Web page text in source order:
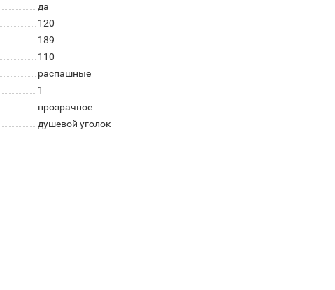
да
120
189
110
распашные
1
прозрачное
душевой уголок